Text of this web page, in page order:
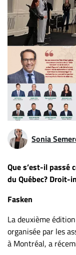
Conseillers
Juridiques
Campus
Carrière
Archives
CARRIÈRE
ET
EMPLOIS
AVOCATS
ET
JURISTES
d'emploi
Formation
Continue
Métiers
Sonia
Que s’est-il passé
du Québec?
Fasken
La deuxième
organisée par les
à Montréal, a